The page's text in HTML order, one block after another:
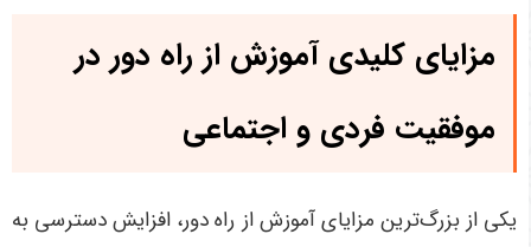
مزایای کلیدی آموزش از راه دور در
موفقیت فردی و اجتماعی
یکی از بزرگ‌ترین مزایای آموزش از راه دور، افزایش دسترسی به